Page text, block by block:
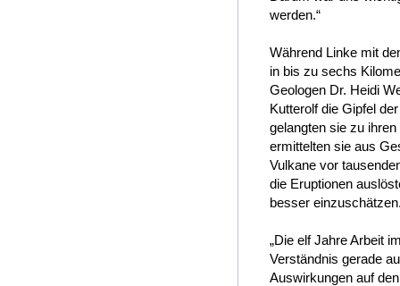
werden.“
Während Linke mit
in bis zu sechs
Geologen Dr. Heidi
Kutterolf die Gipfel
gelangten sie zu
ermittelten sie aus
Vulkane vor
die Eruptionen
besser
„Die elf Jahre Arbeit
Verständnis gerade
Auswirkungen auf